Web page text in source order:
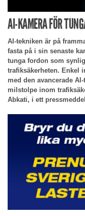
AI-KAMERA FÖR
AI-tekniken är på
fasta på i sin senaste
tunga fordon som
trafiksäkerheten.
med den avancerade
milstolpe inom
Abkati, i ett